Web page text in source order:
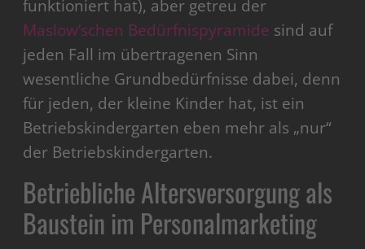
funktioniert hat), aber getreu der
Maslow’schen Bedürfnispyramide sind auf
jeden Fall im übertragenen Sinn
wesentliche Grundbedürfnisse dabei, denn
für jeden, der kleine Kinder hat, ist ein
Betriebskindergarten eben mehr als „nur“
der Betriebskindergarten.
Betriebliche Altersversorgung als
Baustein im Personalmarketing